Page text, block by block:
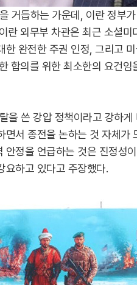
거듭하는 가운데, 이란 정부
란 외무부 차관은 최근 소셜
완전한 주권 인정, 그리고
합의를 위한 최소한의 요건
을 쓴 강압 정책이라고 강하
서 종전을 논하는 것 자체가
정을 언급하는 것은 진정성
요하고 있다고 주장했다.